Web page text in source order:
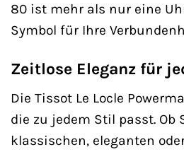
80 ist mehr als nur eine
Symbol für Ihre
Zeitlose Eleganz für
Die Tissot Le Locle
die zu jedem Stil passt. Ob
klassischen, eleganten